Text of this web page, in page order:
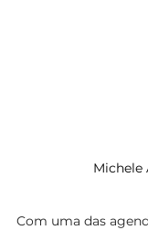
Michele
Com uma das